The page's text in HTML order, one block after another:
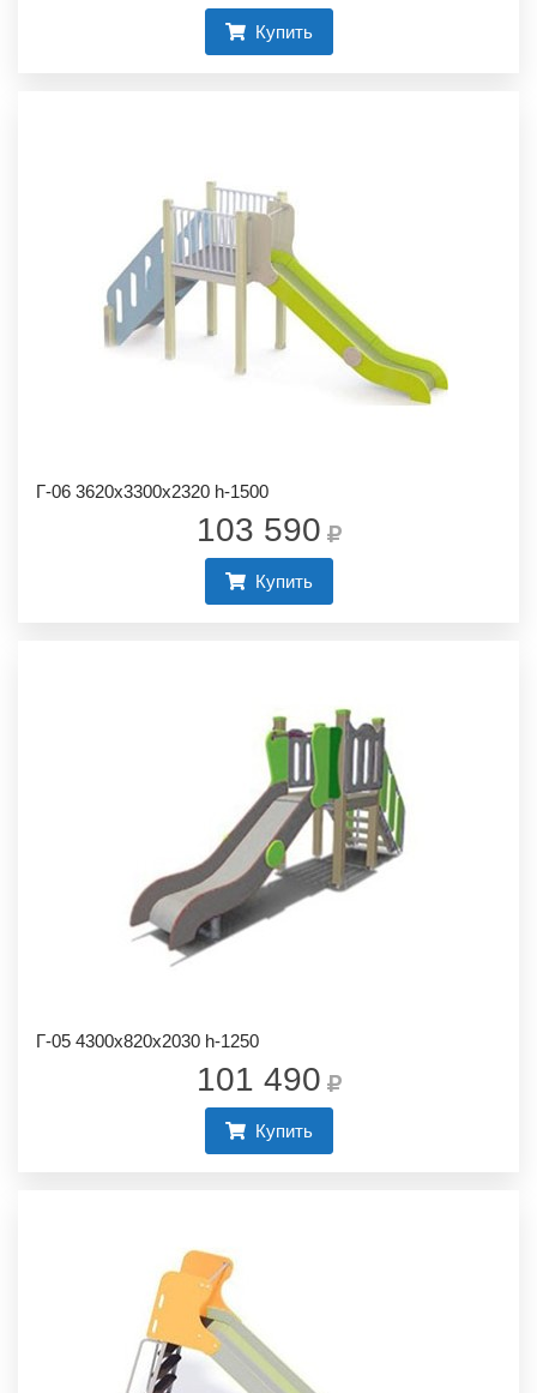
Купить
Г-06 3620х3300х2320 h-1500
103 590
Купить
Г-05 4300х820х2030 h-1250
101 490
Купить